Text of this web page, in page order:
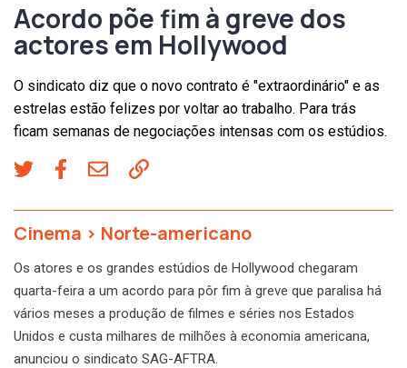
Acordo põe fim à greve dos
actores em Hollywood
O sindicato diz que o novo contrato é "extraordinário" e as
estrelas estão felizes por voltar ao trabalho. Para trás
ficam semanas de negociações intensas com os estúdios.
Cinema > Norte-americano
Os atores e os grandes estúdios de Hollywood chegaram
quarta-feira a um acordo para pôr fim à greve que paralisa há
vários meses a produção de filmes e séries nos Estados
Unidos e custa milhares de milhões à economia americana,
anunciou o sindicato SAG-AFTRA.